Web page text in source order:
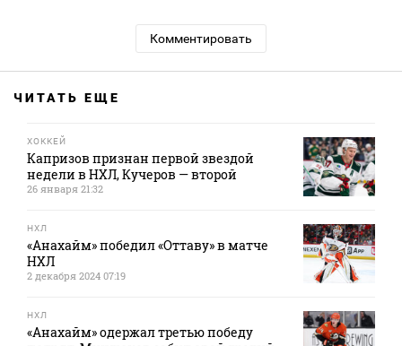
Комментировать
ЧИТАТЬ ЕЩЕ
ХОККЕЙ
Капризов признан первой звездой
недели в НХЛ, Кучеров — второй
26 января 21:32
НХЛ
«Анахайм» победил «Оттаву» в матче
НХЛ
2 декабря 2024 07:19
НХЛ
«Анахайм» одержал третью победу